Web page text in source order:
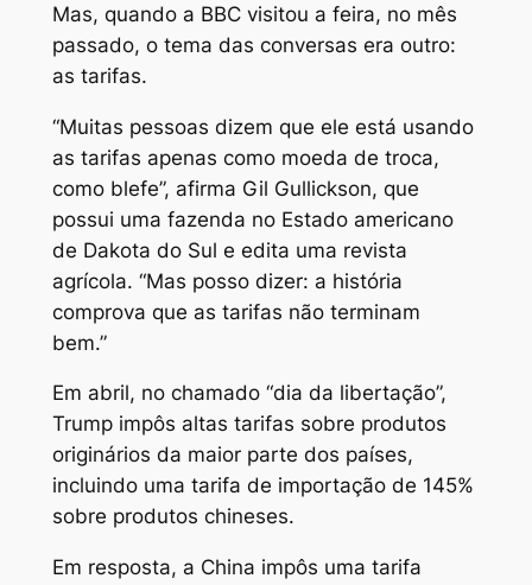
Mas, quando a BBC visitou a feira, no mês
passado, o tema das conversas era outro:
as tarifas.
“Muitas pessoas dizem que ele está usando
as tarifas apenas como moeda de troca,
como blefe”, afirma Gil Gullickson, que
possui uma fazenda no Estado americano
de Dakota do Sul e edita uma revista
agrícola. “Mas posso dizer: a história
comprova que as tarifas não terminam
bem.”
Em abril, no chamado “dia da libertação”,
Trump impôs altas tarifas sobre produtos
originários da maior parte dos países,
incluindo uma tarifa de importação de 145%
sobre produtos chineses.
Em resposta, a China impôs uma tarifa